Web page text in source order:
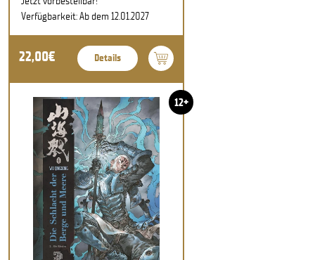
Verfügbarkeit: Ab dem 12.01.2027
22,00€ Details
12+